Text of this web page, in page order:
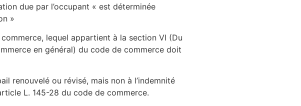
due par l’occupant « est déterminée
»
lequel appartient à la section VI (Du
en général) du code de commerce doit
renouvelé ou révisé, mais non à l’indemnité
L. 145-28 du code de commerce.